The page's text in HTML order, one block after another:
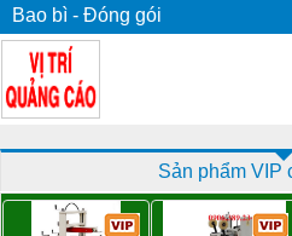
Bao bì - Đóng gói
Sản phẩm VIP